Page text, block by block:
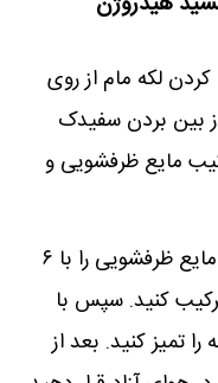
لکه مام از روی
بین بردن سفیدک
مایع ظرفشویی و
برای این کار باید ۳ قاشق غذاخوری مایع ظرفشویی را با ۶
کنید. سپس با
کنید. بعد از